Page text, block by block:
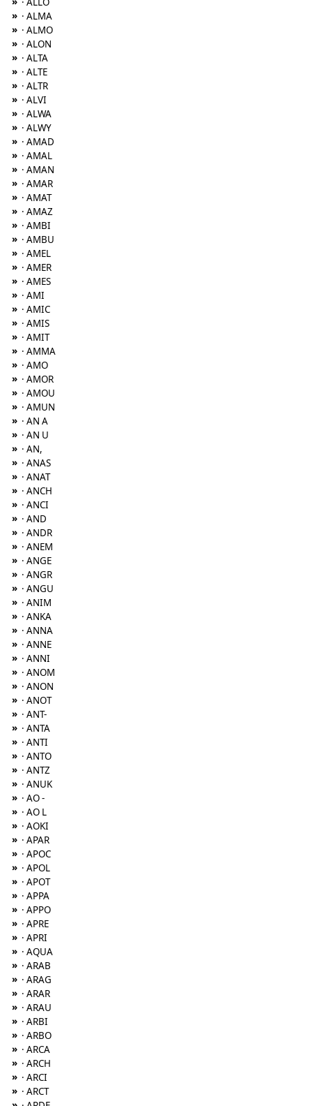
» · ALMA
» · ALMO
» · ALON
» · ALTA
» · ALTE
» · ALTR
» · ALVI
» · ALWA
» · ALWY
» · AMAD
» · AMAL
» · AMAN
» · AMAR
» · AMAT
» · AMAZ
» · AMBI
» · AMBU
» · AMEL
» · AMER
» · AMES
» · AMI
» · AMIC
» · AMIS
» · AMIT
» · AMMA
» · AMO
» · AMOR
» · AMOU
» · AMUN
» · AN A
» · AN U
» · AN,
» · ANAS
» · ANAT
» · ANCH
» · ANCI
» · AND
» · ANDR
» · ANEM
» · ANGE
» · ANGR
» · ANGU
» · ANIM
» · ANKA
» · ANNA
» · ANNE
» · ANNI
» · ANOM
» · ANON
» · ANOT
» · ANT-
» · ANTA
» · ANTI
» · ANTO
» · ANTZ
» · ANUK
» · AO -
» · AO L
» · AOKI
» · APAR
» · APOC
» · APOL
» · APOT
» · APPA
» · APPO
» · APRE
» · APRI
» · AQUA
» · ARAB
» · ARAG
» · ARAR
» · ARAU
» · ARBI
» · ARBO
» · ARCA
» · ARCH
» · ARCI
» · ARCT